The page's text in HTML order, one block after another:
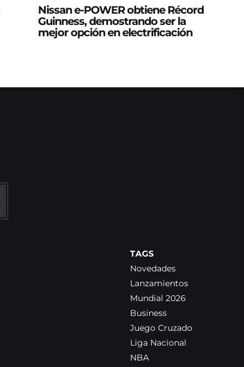
Nissan e‑POWER obtiene Récord
Guinness, demostrando ser la
mejor opción en electrificación
TAGS
Novedades
Lanzamientos
Mundial 2026
Business
Juego Cruzado
Liga Nacional
NBA